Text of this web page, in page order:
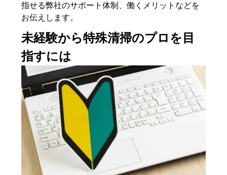
指せる弊社のサポート体制、働くメリットなどを
お伝えします。
未経験から特殊清掃のプロを目
指すには